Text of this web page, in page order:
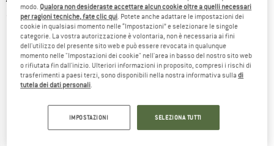
(0)
modo. Qualora non desideraste accettare alcun cookie oltre a quelli necessari
per ragioni tecniche, fate clic qui. Potete anche adattare le impostazioni dei
cookie in qualsiasi momento nelle “Impostazioni” e selezionare le singole
categorie. La vostra autorizzazione è volontaria, non è necessaria ai fini
dell'utilizzo del presente sito web e può essere revocata in qualunque
momento nelle "Impostazioni dei cookie" nell'area in basso del nostro sito web
o rifiutata fin dall'inizio. Ulteriori informazioni in proposito, compresi i rischi di
trasferimenti a paesi terzi, sono disponibili nella nostra informativa sulladi
tutela dei dati personali.
IMPOSTAZIONI SELEZIONA TUTTI